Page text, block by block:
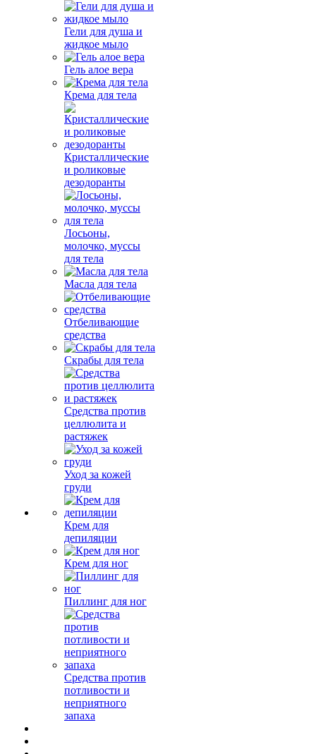
Гели для душа и
жидкое мыло
Гель алое вера
Крема для тела
Кристаллические
и роликовые
дезодоранты
Лосьоны,
молочко, муссы
для тела
Масла для тела
Отбеливающие
средства
Скрабы для тела
Средства против
целлюлита и
растяжек
Уход за кожей
груди
Крем для
депиляции
Крем для ног
Пиллинг для ног
Средства против
потливости и
неприятного
запаха